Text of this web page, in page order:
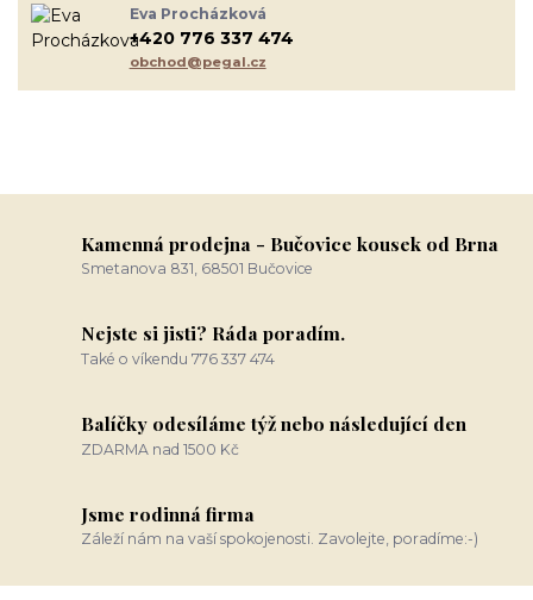
Eva Procházková
+420 776 337 474
obchod@pegal.cz
Kamenná prodejna - Bučovice kousek od Brna
Smetanova 831, 68501 Bučovice
Nejste si jisti? Ráda poradím.
Také o víkendu 776 337 474
Balíčky odesíláme týž nebo následující den
ZDARMA nad 1500 Kč
Jsme rodinná firma
Záleží nám na vaší spokojenosti. Zavolejte, poradíme:-)